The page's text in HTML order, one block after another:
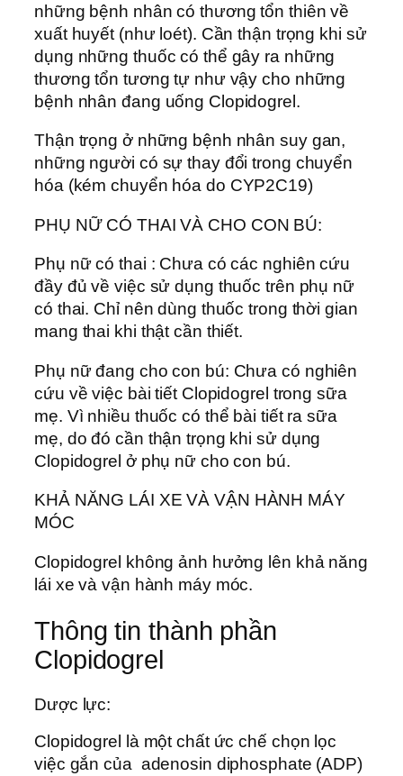
những bệnh nhân có thương tổn thiên về
xuất huyết (như loét). Cần thận trọng khi sử
dụng những thuốc có thể gây ra những
thương tổn tương tự như vậy cho những
bệnh nhân đang uống Clopidogrel.
Thận trọng ở những bệnh nhân suy gan,
những người có sự thay đổi trong chuyển
hóa (kém chuyển hóa do CYP2C19)
PHỤ NỮ CÓ THAI VÀ CHO CON BÚ:
Phụ nữ có thai : Chưa có các nghiên cứu
đầy đủ về việc sử dụng thuốc trên phụ nữ
có thai. Chỉ nên dùng thuốc trong thời gian
mang thai khi thật cần thiết.
Phụ nữ đang cho con bú: Chưa có nghiên
cứu về việc bài tiết Clopidogrel trong sữa
mẹ. Vì nhiều thuốc có thể bài tiết ra sữa
mẹ, do đó cần thận trọng khi sử dụng
Clopidogrel ở phụ nữ cho con bú.
KHẢ NĂNG LÁI XE VÀ VẬN HÀNH MÁY
MÓC
Clopidogrel không ảnh hưởng lên khả năng
lái xe và vận hành máy móc.
Thông tin thành phần
Clopidogrel
Dược lực:
Clopidogrel là một chất ức chế chọn lọc
việc gắn của adenosin diphosphate (ADP)